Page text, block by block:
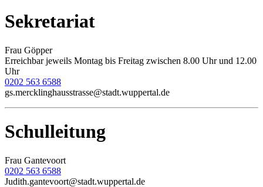
Sekretariat
Frau Göpper
Erreichbar jeweils Montag bis Freitag zwischen 8.00 Uhr und 12.00
Uhr
0202 563 6588
gs.mercklinghausstrasse@stadt.wuppertal.de
Schulleitung
Frau Gantevoort
0202 563 6588
Judith.gantevoort@stadt.wuppertal.de